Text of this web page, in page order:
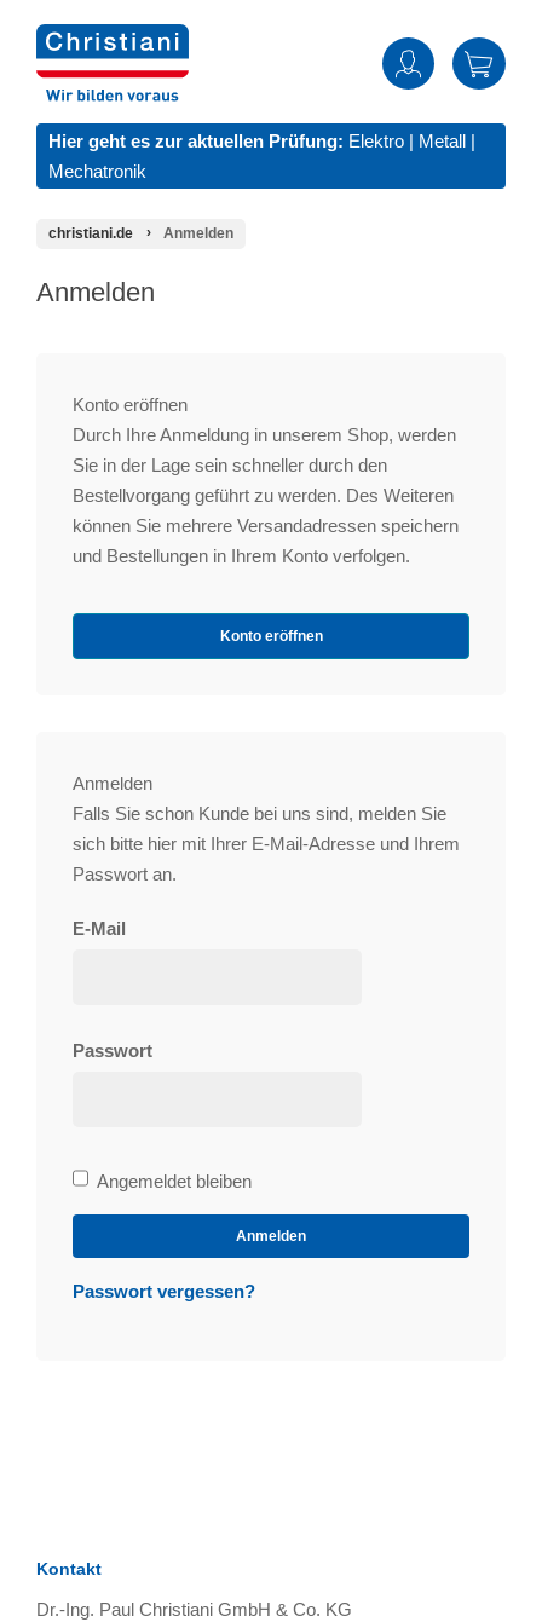
Hier geht es zur aktuellen Prüfung: Elektro | Metall |
Mechatronik
christiani.de Anmelden
Anmelden
Konto eröffnen
Durch Ihre Anmeldung in unserem Shop, werden
Sie in der Lage sein schneller durch den
Bestellvorgang geführt zu werden. Des Weiteren
können Sie mehrere Versandadressen speichern
und Bestellungen in Ihrem Konto verfolgen.
Konto eröffnen
Anmelden
Falls Sie schon Kunde bei uns sind, melden Sie
sich bitte hier mit Ihrer E-Mail-Adresse und Ihrem
Passwort an.
E-Mail
Passwort
Bleibe
angemeldet
Angemeldet bleiben
Anmelden
Passwort vergessen?
Kontakt
Dr.-Ing. Paul Christiani GmbH & Co. KG